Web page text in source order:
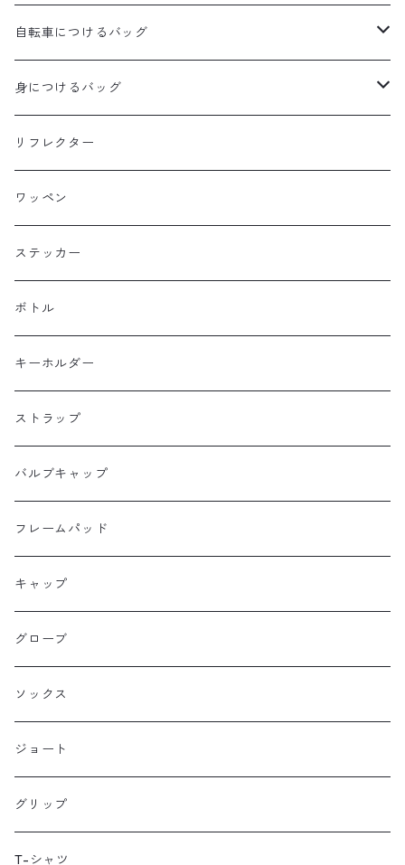
aldr works
B3
Baby Legs Bags
Bike Friday
BOGEWORKS
Burrito House Original
CAMELCHOPS
Dripper cycle
Ellum Bag Works
Farewell
Farther Bag Co
HANDUP
HMPL
Loophole Bags
Lords Luggage
LUGS NOT DRUGS
自転車につけるバッグ
WALD 用バッグ
ハンドルバーバッグ
トップチューブバッグ
フォークバッグ
ステムバッグ
フレームバッグ
ドリンクバッグ
リアトップチューブバッグ
サドルバッグ
身につけるバッグ
ヒップバッグ
トートバッグ
サコッシュ
ポーチ・財布
バックパック
リフレクター
ワッペン
ステッカー
ボトル
キーホルダー
ストラップ
バルブキャップ
フレームパッド
キャップ
グローブ
ソックス
ジョート
グリップ
T-シャツ